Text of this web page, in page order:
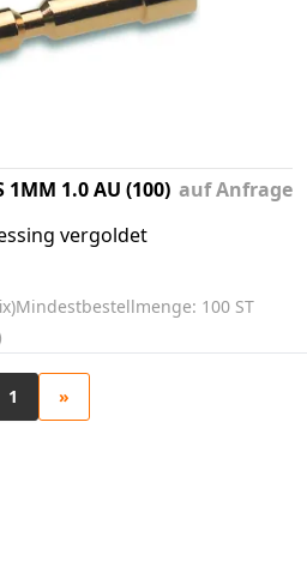
1MM 1.0 AU (100)
vergoldet
auf Anfrage
Mindestbestellmenge: 100 ST
1 »